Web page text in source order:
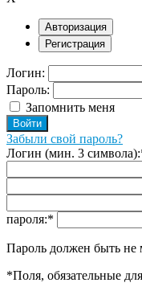
Авторизация
Регистрация
Логин:
Пароль:
Запомнить меня
Забыли свой пароль?
Логин (мин. 3 символа):
пароля:*
Пароль должен быть не
*Поля, обязательные